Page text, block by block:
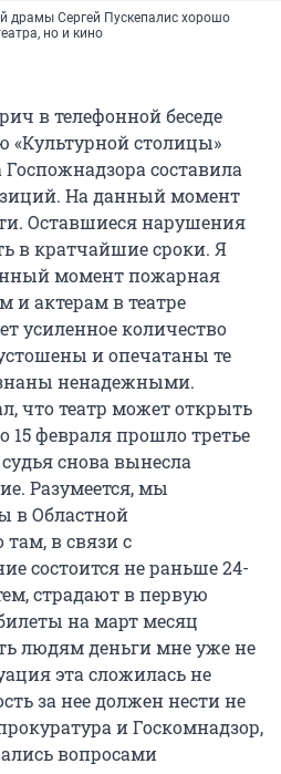
драмы Сергей Пускепалис хорошо
но и кино
в телефонной беседе
«Культурной столицы»
составила
На данный момент
Оставшиеся нарушения
в кратчайшие сроки. Я
момент пожарная
и актерам в театре
усиленное количество
и опечатаны те
ненадежными.
что театр может открыть
15 февраля прошло третье
снова вынесла
Разумеется, мы
в Областной
в связи с
состоится не раньше 24-
страдают в первую
на март месяц
людям деньги мне уже не
эта сложилась не
за нее должен нести не
и Госкомнадзор,
вопросами